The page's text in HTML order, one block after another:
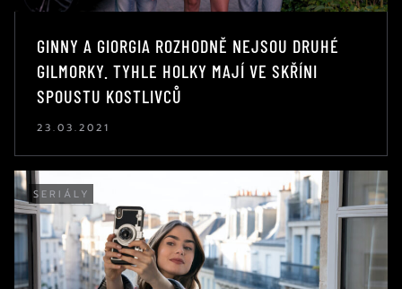
GINNY A GIORGIA ROZHODNĚ NEJSOU DRUHÉ
GILMORKY. TYHLE HOLKY MAJÍ VE SKŘÍNI
SPOUSTU KOSTLIVCŮ
23.03.2021
SERIÁLY